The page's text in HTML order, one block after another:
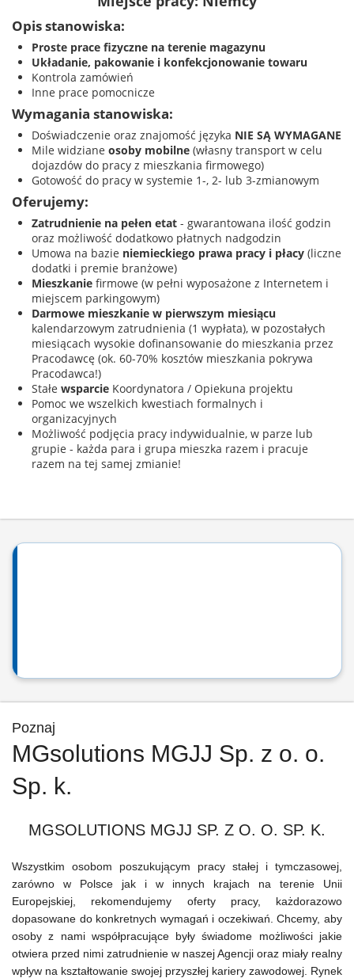
Opis stanowiska:
Proste prace fizyczne na terenie magazynu
Układanie, pakowanie i konfekcjonowanie towaru
Kontrola zamówień
Inne prace pomocnicze
Wymagania stanowiska:
Doświadczenie oraz znajomość języka NIE SĄ WYMAGANE
Mile widziane osoby mobilne (własny transport w celu
dojazdów do pracy z mieszkania firmowego)
Gotowość do pracy w systemie 1-, 2- lub 3-zmianowym
Oferujemy:
Zatrudnienie na pełen etat - gwarantowana ilość godzin
oraz możliwość dodatkowo płatnych nadgodzin
Umowa na bazie niemieckiego prawa pracy i płacy (liczne
dodatki i premie branżowe)
Mieszkanie firmowe (w pełni wyposażone z Internetem i
miejscem parkingowym)
Darmowe mieszkanie w pierwszym miesiącu
kalendarzowym zatrudnienia (1 wypłata), w pozostałych
miesiącach wysokie dofinansowanie do mieszkania przez
Pracodawcę (ok. 60-70% kosztów mieszkania pokrywa
Pracodawca!)
Stałe wsparcie Koordynatora / Opiekuna projektu
Pomoc we wszelkich kwestiach formalnych i
organizacyjnych
Możliwość podjęcia pracy indywidualnie, w parze lub
grupie - każda para i grupa mieszka razem i pracuje
razem na tej samej zmianie!
Poznaj
MGsolutions MGJJ Sp. z o. o.
Sp. k.
MGSOLUTIONS MGJJ SP. Z O. O. SP. K.
Wszystkim osobom poszukującym pracy stałej i tymczasowej,
zarówno w Polsce jak i w innych krajach na terenie Unii
Europejskiej, rekomendujemy oferty pracy, każdorazowo
dopasowane do konkretnych wymagań i oczekiwań. Chcemy, aby
osoby z nami współpracujące były świadome możliwości jakie
otwiera przed nimi zatrudnienie w naszej Agencji oraz miały realny
wpływ na kształtowanie swojej przyszłej kariery zawodowej. Rynek